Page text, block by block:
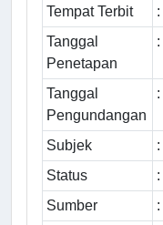
Tempat Terbit :
Tanggal
Penetapan
:
Tanggal
Pengundangan
:
Subjek :
Status
:
Sumber :